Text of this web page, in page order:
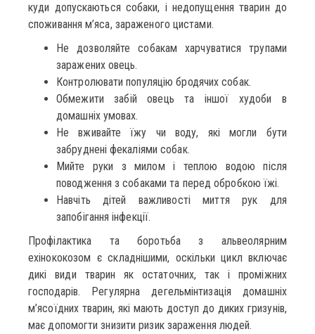
куди допускаються собаки, і недопущення тварин до
споживання м’яса, зараженого цистами.
Не дозволяйте собакам харчуватися трупами
заражених овець.
Контролювати популяцію бродячих собак.
Обмежити забій овець та іншої худоби в
домашніх умовах.
Не вживайте їжу чи воду, які могли бути
забруднені фекаліями собак.
Мийте руки з милом і теплою водою після
поводження з собаками та перед обробкою їжі.
Навчіть дітей важливості миття рук для
запобігання інфекції.
Профілактика та боротьба з альвеолярним
ехінококозом є складнішими, оскільки цикл включає
дикі види тварин як остаточних, так і проміжних
господарів. Регулярна дегельмінтизація домашніх
м’ясоїдних тварин, які мають доступ до диких гризунів,
має допомогти знизити ризик зараження людей.